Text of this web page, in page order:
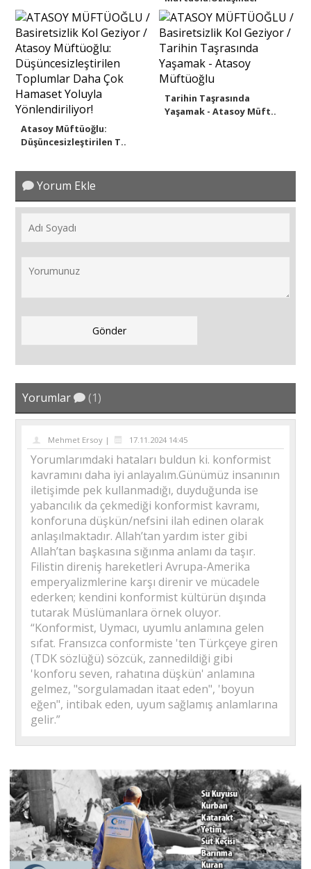
Akıldan Kurtul..
Atasoy Müftüoğlu:
Düşüncesizleştirilen T..
Tarihin Taşrasında
Yaşamak - Atasoy Müft..
Yorum Ekle
Yorumlar (1)
Mehmet Ersoy | 17.11.2024 14:45
Yorumlarımdaki hataları buldun ki. konformist
kavramını daha iyi anlayalım.Günümüz insanının
iletişimde pek kullanmadığı, duyduğunda ise
yabancılık da çekmediği konformist kavramı,
konforuna düşkün/nefsini ilah edinen olarak
anlaşılmaktadır. Allah’tan yardım ister gibi
Allah’tan başkasına sığınma anlamı da taşır.
Filistin direniş hareketleri Avrupa-Amerika
emperyalizmlerine karşı direnir ve mücadele
ederken; kendini konformist kültürün dışında
tutarak Müslümanlara örnek oluyor.
“Konformist, Uymacı, uyumlu anlamına gelen
sıfat. Fransızca conformiste 'ten Türkçeye giren
(TDK sözlüğü) sözcük, zannedildiği gibi
'konforu seven, rahatına düşkün' anlamına
gelmez, "sorgulamadan itaat eden", 'boyun
eğen", intibak eden, uyum sağlamış anlamlarına
gelir.”